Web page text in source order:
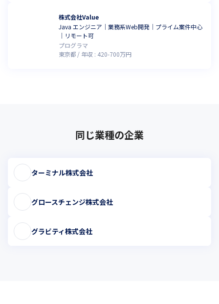
株式会社Value
Java エンジニア｜業務系Web開発｜プライム案件中心
｜リモート可
プログラマ
東京都
年収 : 420-700万円
同じ業種の企業
ターミナル株式会社
グロースチェンジ株式会社
グラビティ株式会社